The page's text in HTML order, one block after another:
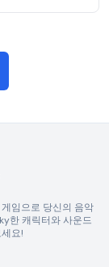
임으로 당신의 음악
한 캐릭터와 사운드
요!